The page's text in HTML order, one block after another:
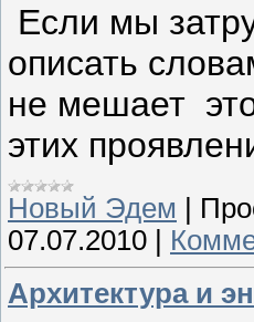
Если мы
описать
не мешает
этих
Новый Эдем
07.07.2010
Архитектура и